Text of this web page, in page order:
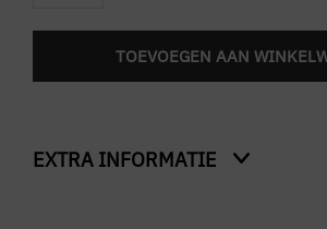
TOEVOEGEN AAN
EXTRA INFORMATIE